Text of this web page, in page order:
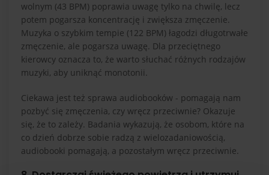
wolnym (43 BPM) poprawia uwagę tylko na chwilę, lecz
potem pogarsza koncentrację i zwiększa zmęczenie.
Muzyka o szybkim tempie (122 BPM) łagodzi długotrwałe
zmęczenie, ale pogarsza uwagę. Dla przeciętnego
kierowcy oznacza to, że warto słuchać różnych rodzajów
muzyki, aby uniknąć monotonii.
Ciekawa jest też sprawa audiobooków - pomagają nam
pozbyć się zmęczenia, czy wręcz przeciwnie? Okazuje
się, że to zależy. Badania wykazują, że osobom, które na
co dzień dobrze sobie radzą z wielozadaniowością,
audiobooki pomagają, a pozostałym wręcz przeciwnie.